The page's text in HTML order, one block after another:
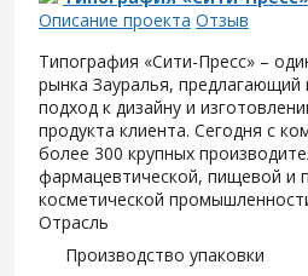
Описание проекта Отзыв
Типография «Сити-Пресс» –
рынка Зауралья, предлагающий
подход к дизайну и
продукта клиента. Сегодня с
более 300 крупных
фармацевтической, пищевой и
косметической
Отрасль
Производство упаковки